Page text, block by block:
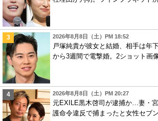
2026年8月8日（土）PM 18:52
戸塚純貴が彼女と結婚、相手は年
から3週間で電撃婚。2ショット画
2026年8月8日（土）PM 20:27
元EXILE黒木啓司が逮捕か…妻・
護命令違反で捕まったと女性セブ